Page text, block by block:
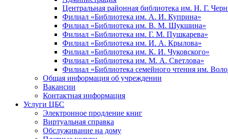
Центральная районная библиотека им. Н. Г.
Филиал «Библиотека им. А. И. Куприна»
Филиал «Библиотека им. В. М. Шукшина»
Филиал «Библиотека им. Г. М. Пушкарева»
Филиал «Библиотека им. И. А. Крылова»
Филиал «Библиотека им. К. И. Чуковского»
Филиал «Библиотека им. М. А. Светлова»
Филиал «Библиотека семейного чтения им.
Общая информация об учреждении
Вакансии
Контактная информация
Услуги ЦБС
Электронное продление книг
Виртуальная справка
Обслуживание на дому